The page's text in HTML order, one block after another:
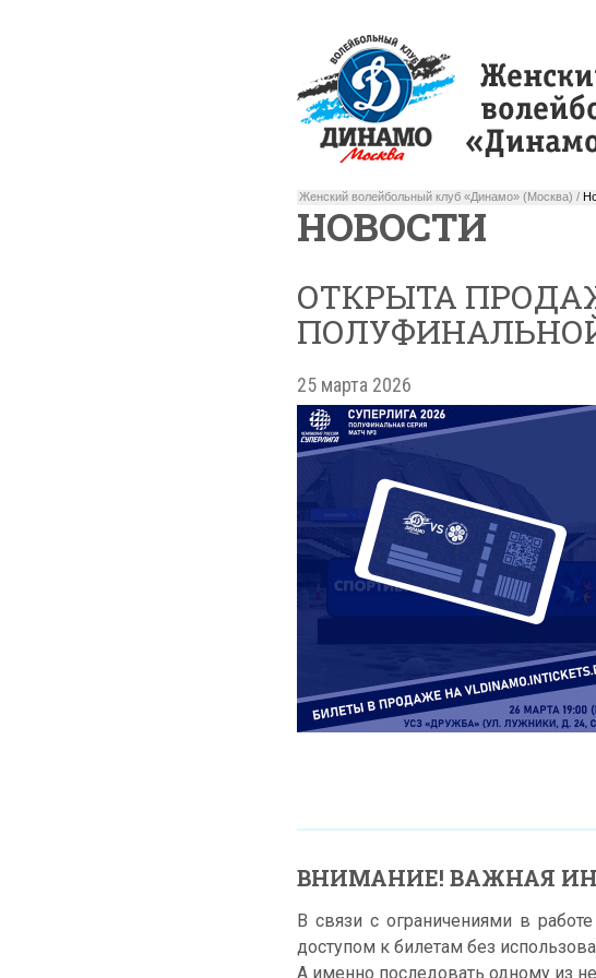
Женский волейбольный клуб «Динамо» (Москва) /
НОВОСТИ
ОТКРЫТА
25 марта 2026
ВНИМАНИЕ! ВАЖНАЯ
В связи с ограничениями в
доступом к билетам без
А именно последовать одному из